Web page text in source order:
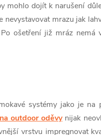
mohlo dojít k narušení
nevystavovat mrazu jak
ošetření již mráz nemá
systémy jako je na
outdoor oděvynijak
vrstvu impregnovat